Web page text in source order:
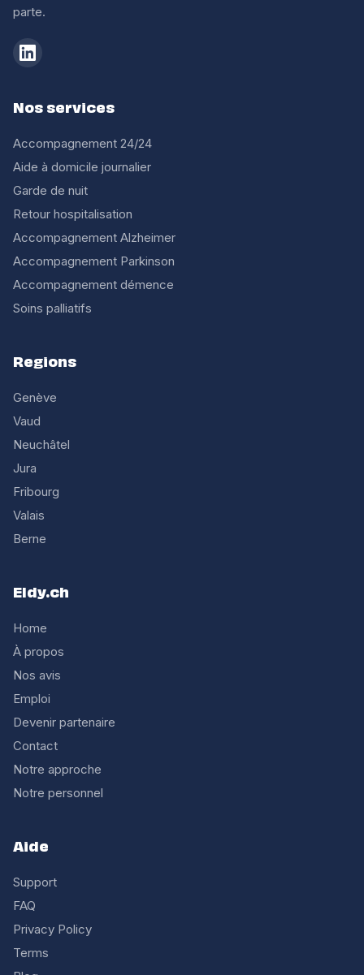
parte.
Nos services
Accompagnement 24/24
Aide à domicile journalier
Garde de nuit
Retour hospitalisation
Accompagnement Alzheimer
Accompagnement Parkinson
Accompagnement démence
Soins palliatifs
Regions
Genève
Vaud
Neuchâtel
Jura
Fribourg
Valais
Berne
Eldy.ch
Home
À propos
Nos avis
Emploi
Devenir partenaire
Contact
Notre approche
Notre personnel
Aide
Support
FAQ
Privacy Policy
Terms